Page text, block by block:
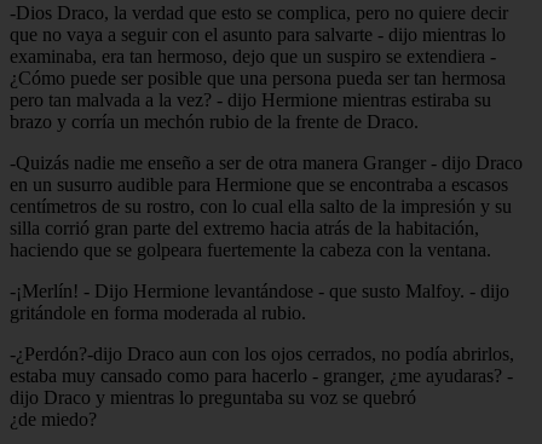
-Dios Draco, la verdad que esto se complica, pero no quiere decir
que no vaya a seguir con el asunto para salvarte - dijo mientras lo
examinaba, era tan hermoso, dejo que un suspiro se extendiera -
¿Cómo puede ser posible que una persona pueda ser tan hermosa
pero tan malvada a la vez? - dijo Hermione mientras estiraba su
brazo y corría un mechón rubio de la frente de Draco.
-Quizás nadie me enseño a ser de otra manera Granger - dijo Draco
en un susurro audible para Hermione que se encontraba a escasos
centímetros de su rostro, con lo cual ella salto de la impresión y su
silla corrió gran parte del extremo hacia atrás de la habitación,
haciendo que se golpeara fuertemente la cabeza con la ventana.
-¡Merlín! - Dijo Hermione levantándose - que susto Malfoy. - dijo
gritándole en forma moderada al rubio.
-¿Perdón?-dijo Draco aun con los ojos cerrados, no podía abrirlos,
estaba muy cansado como para hacerlo - granger, ¿me ayudaras? -
dijo Draco y mientras lo preguntaba su voz se quebró
¿de miedo?